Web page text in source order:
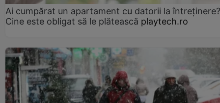
Ai cumpărat un apartament cu datorii la întreținere?
Cine este obligat să le plătească playtech.ro